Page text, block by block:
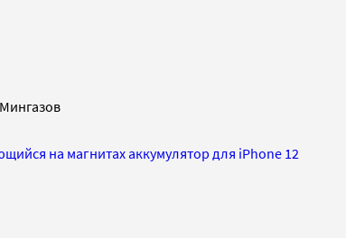
на магнитах аккумулятор для iPhone 12